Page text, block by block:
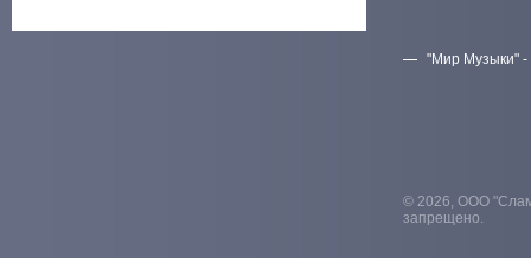
"Мир Музыки" -
© 2026, ООО
запрещено.